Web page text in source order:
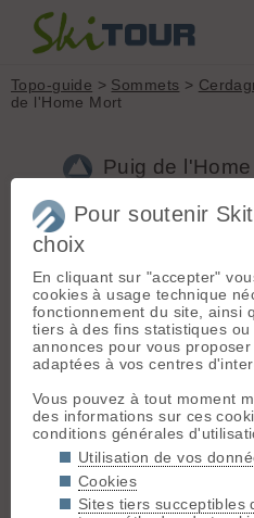
Topo-guide > Sommets >
de l'Home Mort
Puig de
Puig de l'Home Mort, Collada
Ski 2.3)
+
−
Pour soutenir
choix
En cliquant sur "accepter"
cookies à usage technique
fonctionnement du site, ainsi
tiers à des fins statistiques
annonces pour vous
adaptées à vos centres
Vous pouvez à tout moment
des informations sur ces
conditions générales
Utilisation de vos
Cookies
Sites tiers succeptibles